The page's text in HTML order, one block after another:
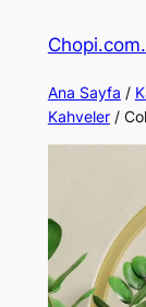
Ana Sayfa /
Kahveler/